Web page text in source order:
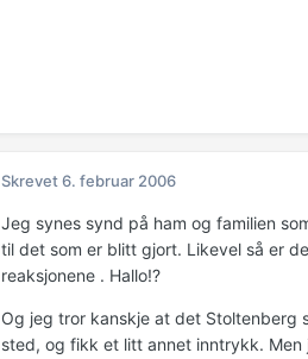
Skrevet6. februar 2006
Jeg synes synd på ham og familien
til det som er blitt gjort. Likevel så er
reaksjonene . Hallo!?
Og jeg tror kanskje at det Stoltenberg
sted, og fikk et litt annet inntrykk.